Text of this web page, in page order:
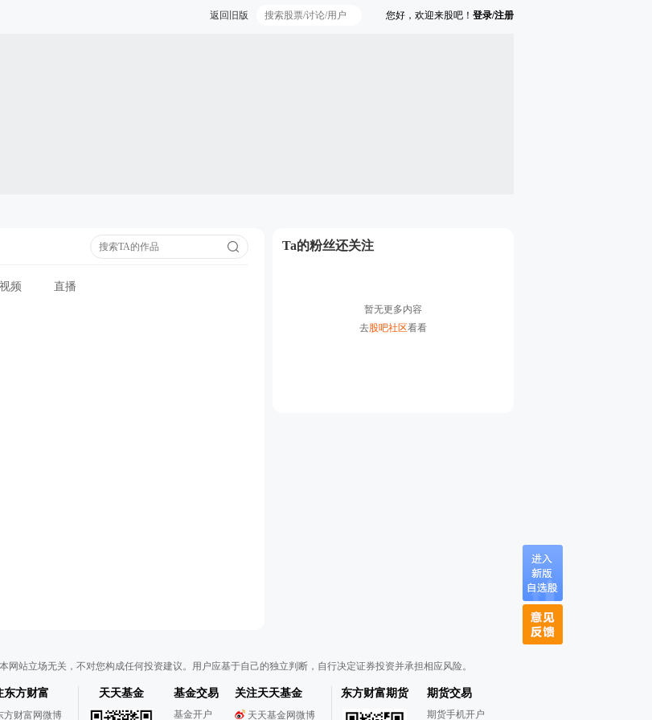
您好，欢迎来股吧！ 登录/注册
返回旧版
视频 直播
Ta的粉丝还关注
暂无更多内容
去股吧社区看看
站立场无关，不对您构成任何投资建议。用户应基于自己的独立判断，自行决定证券投资并承担相应风险。
东方财富
方财富网微博
天天基金 基金交易
基金开户
关注天天基金
天天基金网微博
东方财富期货 期货交易
期货手机开户